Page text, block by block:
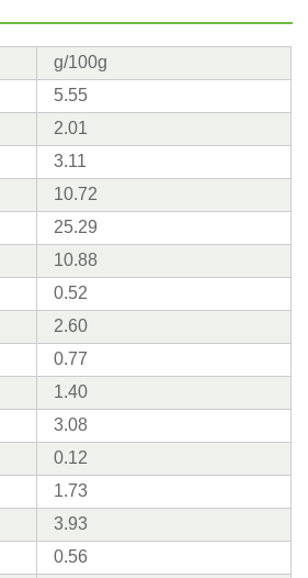
g/100g
5.55
2.01
3.11
10.72
25.29
10.88
0.52
2.60
0.77
1.40
3.08
0.12
1.73
3.93
0.56